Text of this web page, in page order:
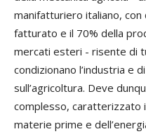
manifatturiero italiano,
fatturato e il 70% della
mercati esteri - risente di
condizionano l’industria e
sull’agricoltura. Deve
complesso, caratterizzato
materie prime e